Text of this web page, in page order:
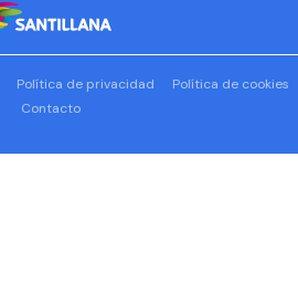
Política de privacidad
Política de cookies
Contacto